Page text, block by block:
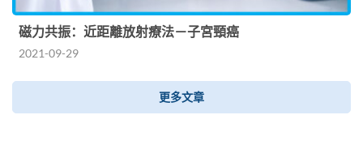
磁力共振：近距離放射療法－子宮頸癌
2021-09-29
更多文章